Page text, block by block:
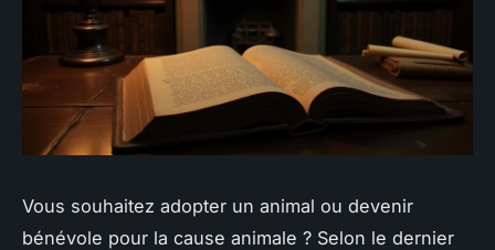
Vous souhaitez adopter un animal ou devenir
bénévole pour la cause animale ? Selon le dernier